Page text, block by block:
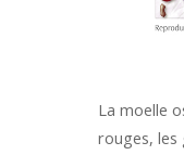
La moelle
rouges, les